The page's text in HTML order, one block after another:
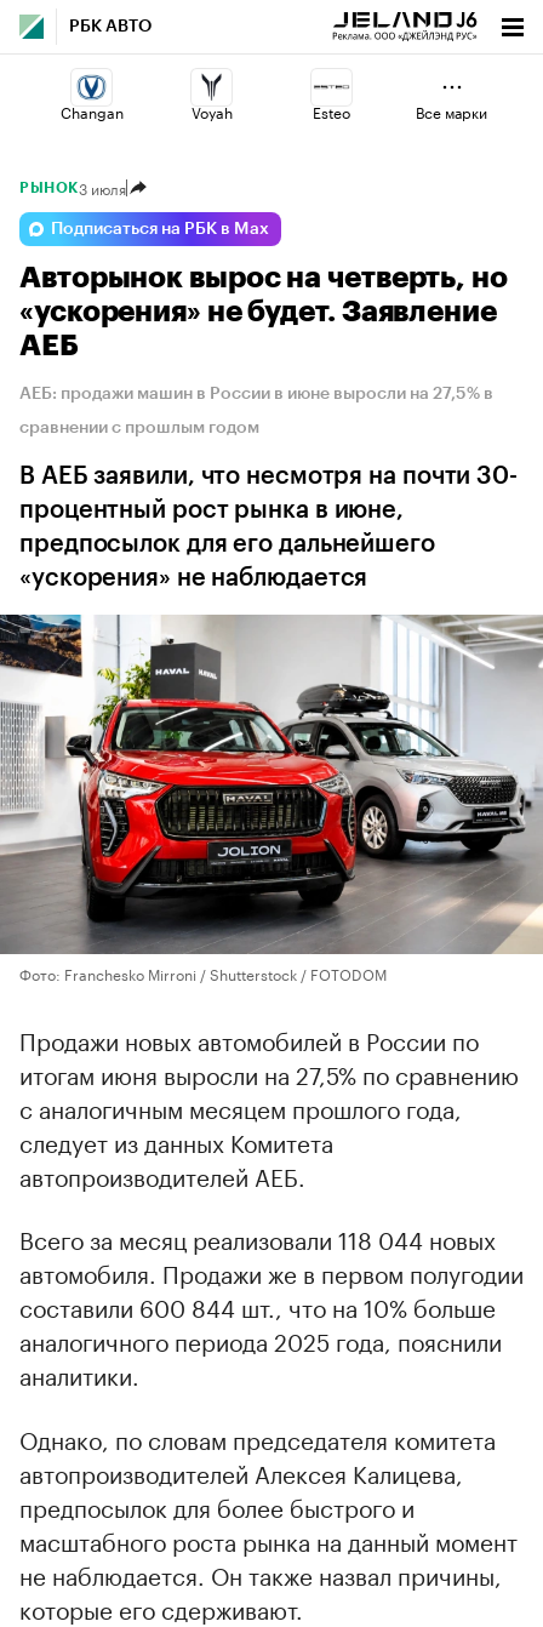
РБК АВТО
Changan Voyah Esteo
Volga
Jaecoo Lada Haval
Все марки
РЫНОК3 июля
Подписаться на РБК в Max
Авторынок вырос на четверть, но
«ускорения» не будет. Заявление
АЕБ
АЕБ: продажи машин в России в июне выросли на 27,5% в
сравнении с прошлым годом
В АЕБ заявили, что несмотря на почти 30-
процентный рост рынка в июне,
предпосылок для его дальнейшего
«ускорения» не наблюдается
Фото: Franchesko Mirroni / Shutterstock / FOTODOM
Продажи новых автомобилей в России по
итогам июня выросли на 27,5% по сравнению
с аналогичным месяцем прошлого года,
следует из данных Комитета
автопроизводителей АЕБ.
Всего за месяц реализовали 118 044 новых
автомобиля. Продажи же в первом полугодии
составили 600 844 шт., что на 10% больше
аналогичного периода 2025 года, пояснили
аналитики.
Однако, по словам председателя комитета
автопроизводителей Алексея Калицева,
предпосылок для более быстрого и
масштабного роста рынка на данный момент
не наблюдается. Он также назвал причины,
которые его сдерживают.